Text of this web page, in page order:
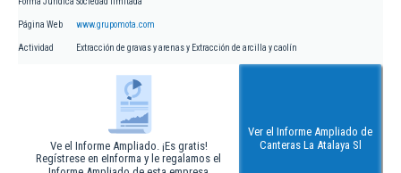
Página Web www.grupomota.com
Actividad Extracción de gravas y arenas y Extracción de arcilla y caolín
Ve el Informe Ampliado. ¡Es gratis!
Regístrese en eInforma y le regalamos el
Ver el Informe Ampliado de
Canteras La Atalaya Sl